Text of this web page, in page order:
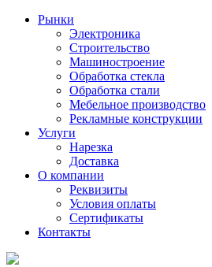
Рынки
Электроника
Строительство
Машиностроение
Обработка стекла
Обработка стали
Мебельное производство
Рекламные конструкции
Услуги
Нарезка
Доставка
О компании
Реквизиты
Условия оплаты
Сертификаты
Контакты